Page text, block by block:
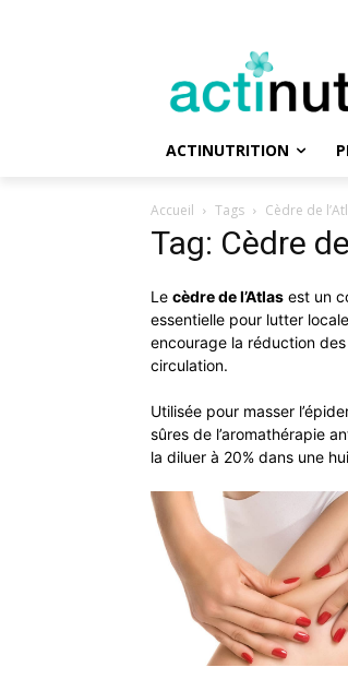
ACTINUTRITION
Accueil Tags Cèdre de
Tag: Cèdre
Le cèdre de l’Atlas est un
essentielle pour lutter
encourage la réduction
circulation.
Utilisée pour masser
sûres de l’aromathérapie
la diluer à 20% dans une